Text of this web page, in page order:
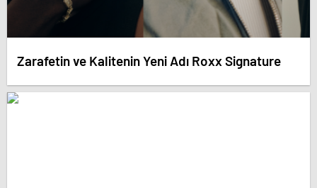
Zarafetin ve Kalitenin Yeni Adı Roxx Signature